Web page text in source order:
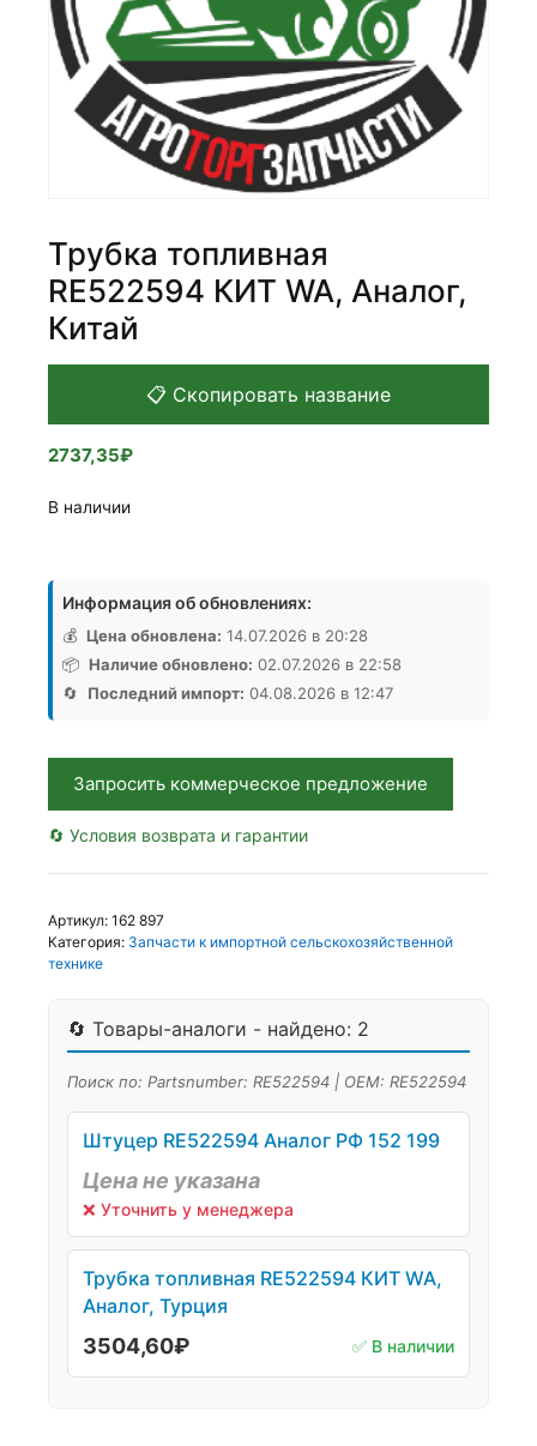
Трубка топливная
RE522594 КИТ WA, Аналог,
Китай
📋 Скопировать название
2737,35₽
В наличии
товара
Трубка
топливная
RE522594
КИТ
WA,
Информация об обновлениях:
💰 Цена обновлена: 14.07.2026 в 20:28
📦 Наличие обновлено: 02.07.2026 в 22:58
🔄
Последний импорт: 04.08.2026 в 12:47
Запросить коммерческое предложение
🔄 Условия возврата и гарантии
Артикул: 162 897
Категория: Запчасти к импортной сельскохозяйственной
технике
🔄 Товары-аналоги - найдено: 2
Поиск по: Partsnumber: RE522594 | OEM: RE522594
Штуцер RE522594 Аналог РФ 152 199
Цена не указана
❌ Уточнить у менеджера
Трубка топливная RE522594 КИТ WA,
Аналог, Турция
3504,60₽ ✅ В наличии